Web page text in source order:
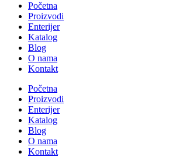
Početna
Proizvodi
Enterijer
Katalog
Blog
O nama
Kontakt
Početna
Proizvodi
Enterijer
Katalog
Blog
O nama
Kontakt